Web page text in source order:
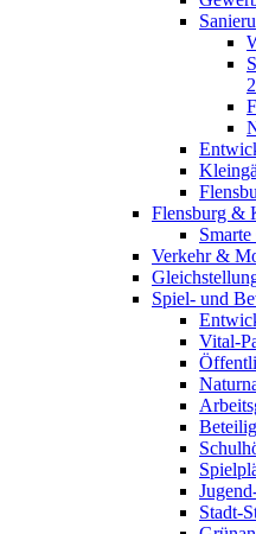
Flensburg &
Verkehr &
Spiel- und
Vital-
Stadt-